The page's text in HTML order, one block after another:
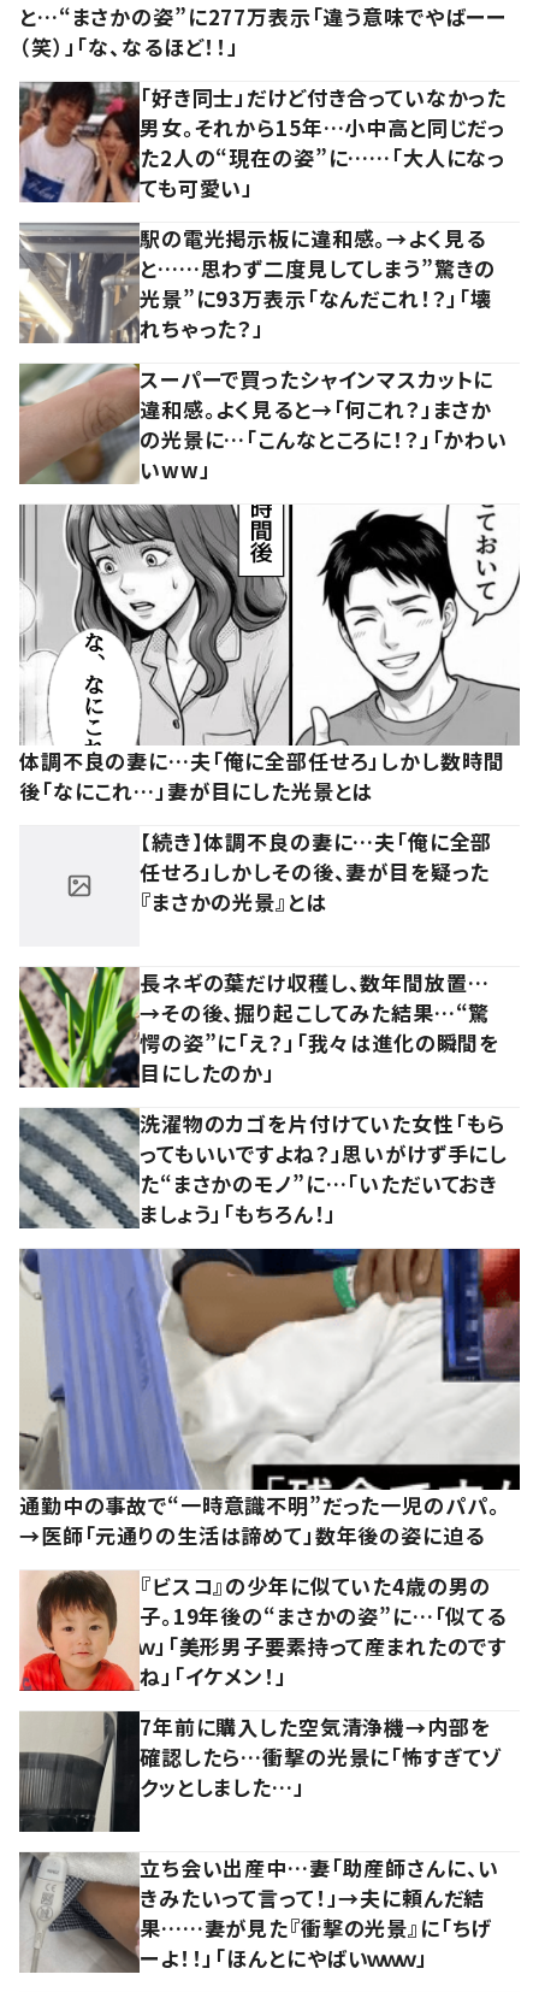
と…“まさかの姿”に277万表示「違う意味でやばーー
（笑）」「な、なるほど！！」
「好き同士」だけど付き合っていなかった
男女。それから15年…小中高と同じだっ
た2人の“現在の姿”に……「大人になっ
ても可愛い」
駅の電光掲示板に違和感。→よく見る
と……思わず二度見してしまう”驚きの
光景”に93万表示「なんだこれ！？」「壊
れちゃった？」
スーパーで買ったシャインマスカットに
違和感。よく見ると→「何これ？」まさか
の光景に…「こんなところに！？」「かわい
いww」
体調不良の妻に…夫「俺に全部任せろ」しかし数時間
後「なにこれ…」妻が目にした光景とは
【続き】体調不良の妻に…夫「俺に全部
任せろ」しかしその後、妻が目を疑った
『まさかの光景』とは
長ネギの葉だけ収穫し、数年間放置…
→その後、掘り起こしてみた結果…“驚
愕の姿”に「え？」「我々は進化の瞬間を
目にしたのか」
洗濯物のカゴを片付けていた女性「もら
ってもいいですよね？」思いがけず手にし
た“まさかのモノ”に…「いただいておき
ましょう」「もちろん！」
通勤中の事故で“一時意識不明”だった一児のパパ。
→医師「元通りの生活は諦めて」数年後の姿に迫る
『ビスコ』の少年に似ていた4歳の男の
子。19年後の“まさかの姿”に…「似てる
ｗ」「美形男子要素持って産まれたのです
ね」「イケメン！」
7年前に購入した空気清浄機→内部を
確認したら…衝撃の光景に「怖すぎてゾ
クッとしました…」
立ち会い出産中…妻「助産師さんに、い
きみたいって言って！」→夫に頼んだ結
果……妻が見た『衝撃の光景』に「ちげ
ーよ！！」「ほんとにやばいｗｗｗ」